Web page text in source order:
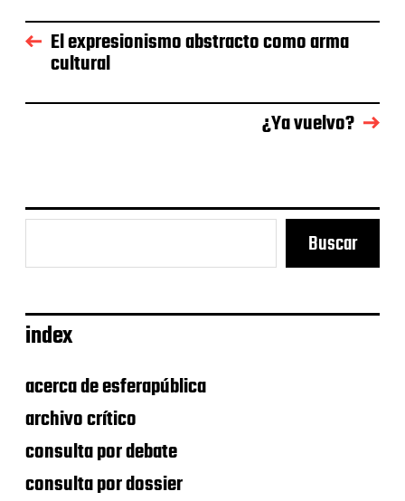
d
e
l
n
El expresionismo abstracto como arma
cultural
¿Ya vuelvo?
Buscar
index
acerca de esferapública
archivo crítico
consulta por debate
consulta por dossier